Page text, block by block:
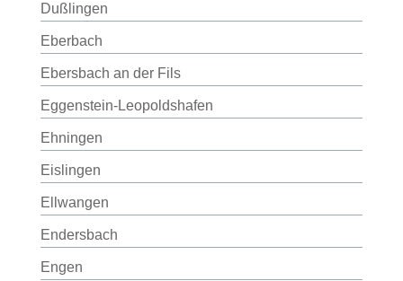
Dußlingen
Eberbach
Ebersbach an der Fils
Eggenstein-Leopoldshafen
Ehningen
Eislingen
Ellwangen
Endersbach
Engen